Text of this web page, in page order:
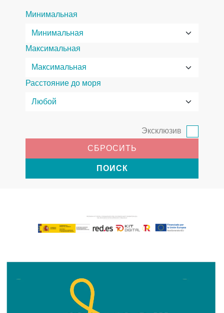
Минимальная
Максимальная
Расстояние до моря
Эксклюзив
СБРОСИТЬ
ПОИСК